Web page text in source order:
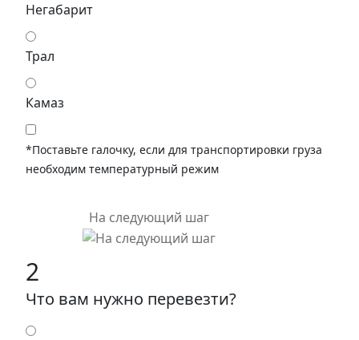
Негабарит
Трал
Камаз
*Поставьте галочку, если для транспортировки груза
необходим температурный режим
На следующий шаг
2
Что вам нужно перевезти?